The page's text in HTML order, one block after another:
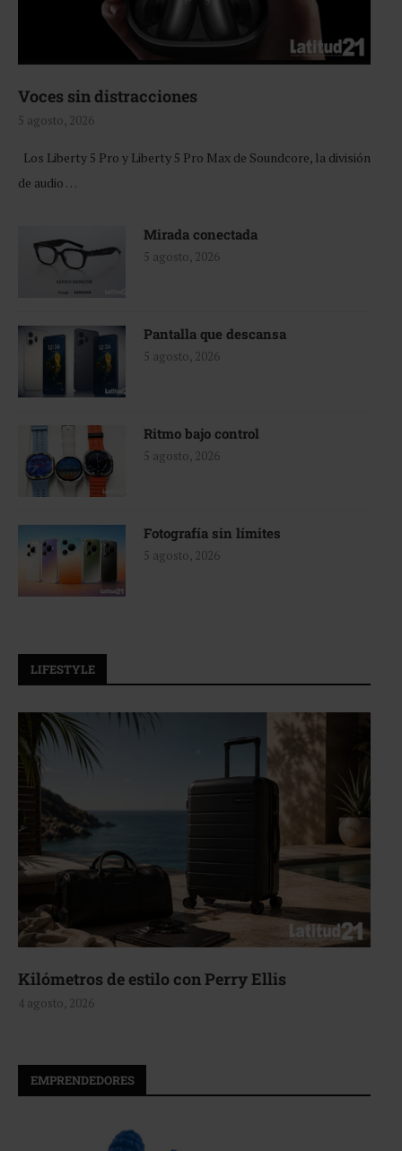
Voces sin distracciones
5 agosto, 2026
Los Liberty 5 Pro y Liberty 5 Pro Max de Soundcore, la división
de audio …
Mirada conectada
5 agosto, 2026
Pantalla que descansa
5 agosto, 2026
Ritmo bajo control
5 agosto, 2026
Fotografía sin límites
5 agosto, 2026
LIFESTYLE
Aerie, texturas que fluyen
EMPRENDEDORES